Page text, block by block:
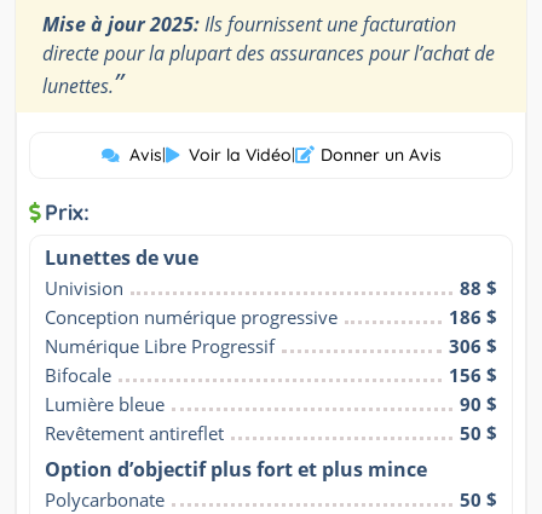
Mise à jour 2025:Ils fournissent une facturation
directe pour la plupart des assurances pour l’achat de
lunettes.”
Avis| Voir la Vidéo| Donner un Avis
Prix:
Lunettes de vue
Univision
88 $
Conception numérique progressive
186 $
Numérique Libre Progressif
306 $
Bifocale
156 $
Lumière bleue
90 $
Revêtement antireflet
50 $
Option d’objectif plus fort et plus mince
Polycarbonate
50 $